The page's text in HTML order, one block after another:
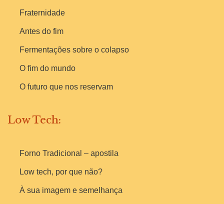
Fraternidade
Antes do fim
Fermentações sobre o colapso
O fim do mundo
O futuro que nos reservam
Low Tech:
Forno Tradicional – apostila
Low tech, por que não?
À sua imagem e semelhança